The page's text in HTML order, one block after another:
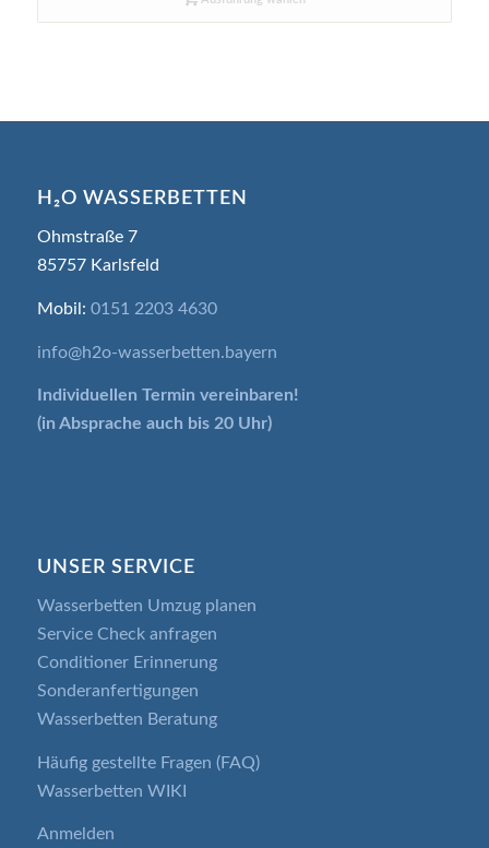
H₂O WASSERBETTEN
Ohmstraße 7
85757 Karlsfeld
Mobil: 0151 2203 4630
info@h2o-wasserbetten.bayern
Individuellen Termin vereinbaren!
(in Absprache auch bis 20 Uhr)
UNSER SERVICE
Wasserbetten Umzug planen
Service Check anfragen
Conditioner Erinnerung
Sonderanfertigungen
Wasserbetten Beratung
Häufig gestellte Fragen (FAQ)
Wasserbetten WIKI
Anmelden